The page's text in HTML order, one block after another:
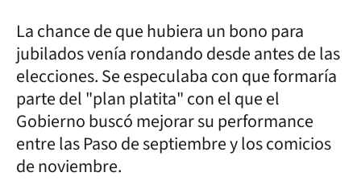
La chance de que hubiera un bono para
jubilados venía rondando desde antes de las
elecciones. Se especulaba con que formaría
parte del "plan platita" con el que el
Gobierno buscó mejorar su performance
entre las Paso de septiembre y los comicios
de noviembre.